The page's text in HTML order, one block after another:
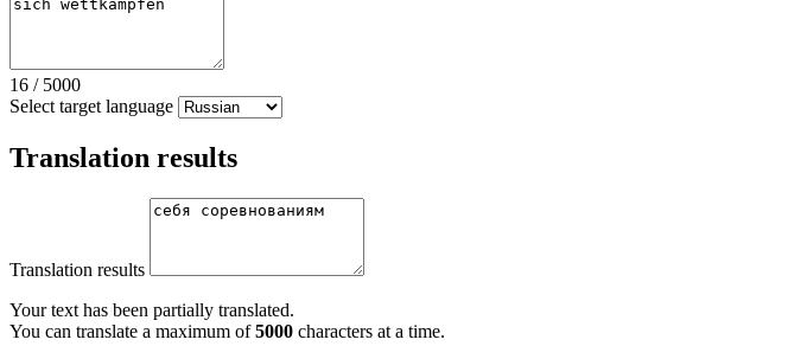
16 / 5000
Select target language
Translation results
Translation results
Your text has been partially translated.
You can translate a maximum of5000 characters at a time.